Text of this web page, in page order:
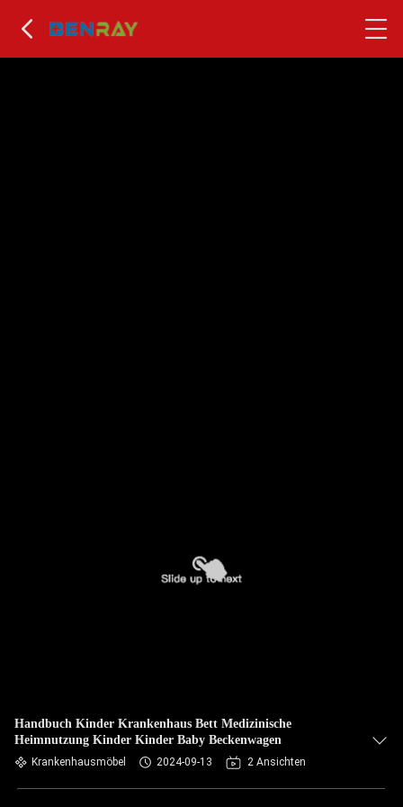
Handbuch Kinder Krankenhaus Bett Medizinische
Heimnutzung Kinder Kinder Baby Beckenwagen
Krankenhausmöbel 2024-09-13 2 Ansichten